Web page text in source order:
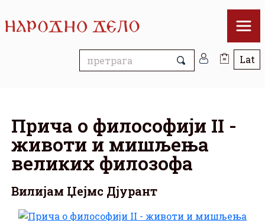
Прича о философији II -
животи и мишљења
великих филозофа
Вилијам Џејмс Дјурант